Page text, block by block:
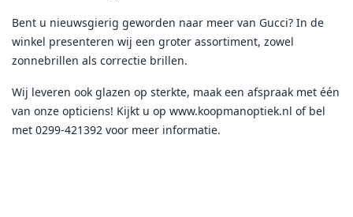
Bent u nieuwsgierig geworden naar meer van Gucci? In de
winkel presenteren wij een groter assortiment, zowel
zonnebrillen als correctie brillen.
Wij leveren ook glazen op sterkte, maak een afspraak met één
van onze opticiens! Kijkt u op www.koopmanoptiek.nl of bel
met 0299-421392 voor meer informatie.